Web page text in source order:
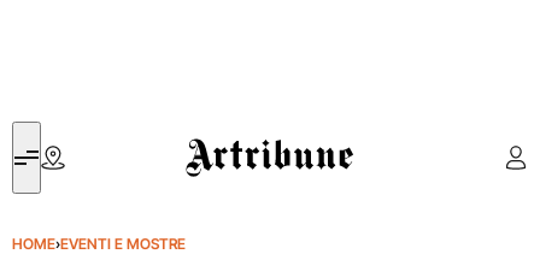
Artribune
HOME›EVENTI E MOSTRE